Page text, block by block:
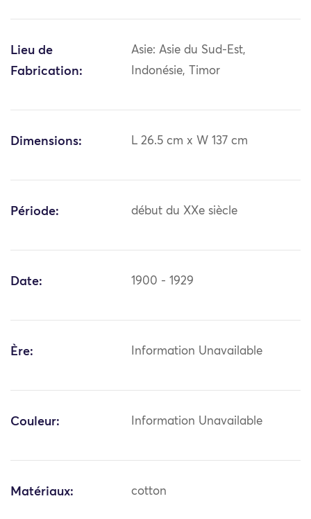
Lieu de
Fabrication:
Asie: Asie du Sud-Est,
Indonésie, Timor
Dimensions: L 26.5 cm x W 137 cm
Période: début du XXe siècle
Date: 1900 - 1929
Ère: Information Unavailable
Couleur: Information Unavailable
Matériaux: cotton